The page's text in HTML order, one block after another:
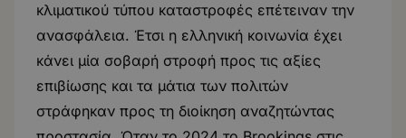
κλιματικού τύπου καταστροφές επέτειναν την
ανασφάλεια. Έτσι η ελληνική κοινωνία έχει
κάνει μία σοβαρή στροφή προς τις αξίες
επιβίωσης και τα μάτια των πολιτών
στράφηκαν προς τη διοίκηση αναζητώντας